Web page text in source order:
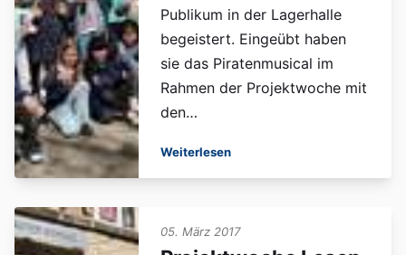
Publikum in der Lagerhalle
begeistert. Eingeübt haben
sie das Piratenmusical im
Rahmen der Projektwoche mit
den…
Weiterlesen
05. März 2017